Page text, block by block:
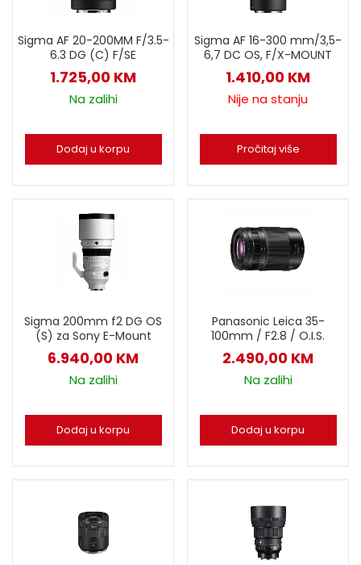
Sigma AF 20-200MM F/3.5-
6.3 DG (C) F/SE
1.725,00 KM
Na zalihi
Dodaj u korpu
Sigma AF 16-300 mm/3,5-
6,7 DC OS, F/X-MOUNT
1.410,00 KM
Nije na stanju
Pročitaj više
Sigma 200mm f2 DG OS
(S) za Sony E-Mount
6.940,00 KM
Na zalihi
Dodaj u korpu
Panasonic Leica 35-
100mm / F2.8 / O.I.S.
2.490,00 KM
Na zalihi
Dodaj u korpu